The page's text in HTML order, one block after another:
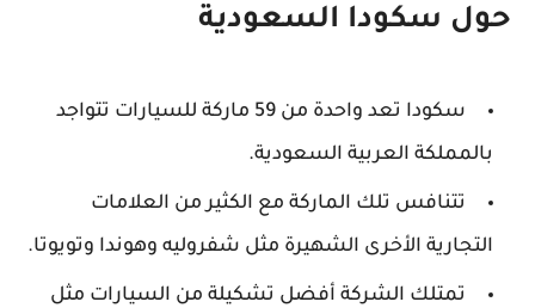
حول سكودا السعودية
سكودا تعد واحدة من 59 ماركة للسيارات تتواجد
بالمملكة العربية السعودية.
تتنافس تلك الماركة مع الكثير من العلامات
التجارية الأخرى الشهيرة مثل شفروليه وهوندا وتويوتا.
تمتلك الشركة أفضل تشكيلة من السيارات مثل